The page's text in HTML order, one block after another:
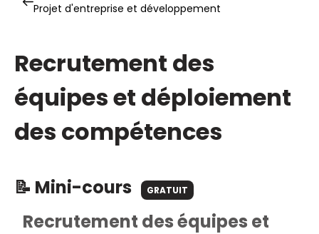
Projet d'entreprise et développement
Recrutement des
équipes et déploiement
des compétences
📝 Mini-cours GRATUIT
Recrutement des équipes et